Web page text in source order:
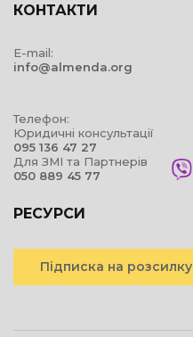
КОНТАКТИ
E-mail:
info@almenda.org
Телефон:
Юридичні консультації
095 136 47 27
Для ЗМІ та Партнерів
050 889 45 77
РЕСУРСИ
Підписка на розсилку